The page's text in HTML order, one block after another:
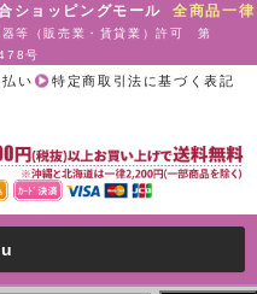
ショッピングモール全商品一律
器等（販売業・賃貸業）許可 第
号
払い
特定商取引法に基づく表記